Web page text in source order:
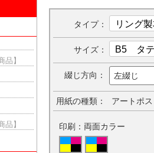
品】
品】
タイプ：
サイズ：
綴じ方向： 左綴じ
用紙の種類： アートポ
印刷：両面カラー